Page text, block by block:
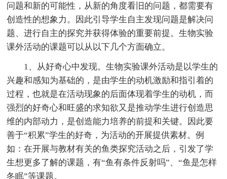
问题和新的可能性，从新的角度看旧的问题，都需要有
创造性的想象力。因此引导学生自主发现问题是解决问
题、进行自主的探究并获得体验的重要前提。生物实验
课外活动的课题可以从以下几个方面确立。
1、从好奇心中发现。生物实验课外活动是以学生的
兴趣和感知为基础的，是由学生的动机激励和指引着的
过程，也就是在活动现象的后面体现着学生的动机，而
强烈的好奇心和旺盛的求知欲又是推动学生进行创造思
维的内部动力，是创造能力培养的前提和关键。因此要
善于“积累”学生的好奇，为活动的开展提供素材。例
如：在开展与教材有关的鱼类探究活动之后，引发了学
生想更多了解的课题，有“鱼有条件反射吗”、“鱼是怎样
冬眠”等课题。